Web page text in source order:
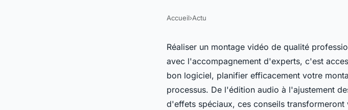
Comment réussir votre
avec l'aide d'experts
Accueil›Actu
Réaliser un montage vidéo de qualité
avec l'accompagnement d'experts, c'est
bon logiciel, planifier efficacement votre
processus. De l'édition audio à l'ajustement
d'effets spéciaux, ces conseils